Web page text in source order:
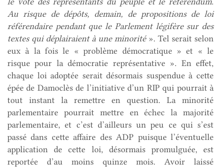
Au risque de dépôts, demain, de propositions de loi
référendaire pendant que le Parlement légifère sur des
textes qui déplairaient à une minorité». Tel serait selon
eux à la fois le « problème démocratique » et « le
risque pour la démocratie représentative ». En effet,
chaque loi adoptée serait désormais suspendue à cette
épée de Damoclès de l’initiative d’un RIP qui pourrait à
tout instant la remettre en question. La minorité
parlementaire pourrait mettre en échec la majorité
parlementaire, et c’est d’ailleurs un peu ce qui s’est
passé dans cette affaire des ADP puisque l’éventuelle
application de cette loi, désormais promulguée, est
reportée d’au moins quinze mois. Avoir laissé